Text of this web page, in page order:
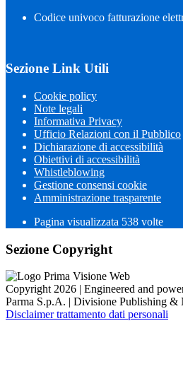
Codice univoco fatturazione
Sezione Link Utili
Cookie policy
Note legali
Informativa Privacy
Ufficio Relazioni con il Pubblico
Dichiarazione di accessibilità
Obiettivi di accessibilità
Whistleblowing
Gestione consensi cookie
Amministrazione trasparente
Pagina visualizzata 538 volte
Sezione Copyright
Copyright 2026 | Engineered and
Parma S.p.A. | Divisione Publishing &
Disclaimer trattamento dati personali